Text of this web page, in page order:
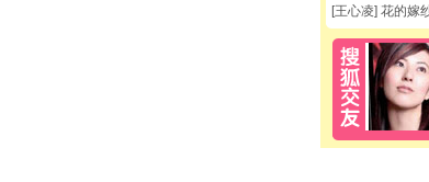
[王心凌] 花的嫁